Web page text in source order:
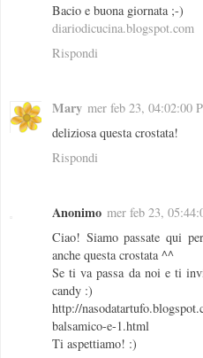
Bacio e buona giornata ;-)
diariodicucina.blogspot.com
Rispondi
Mary mer feb 23, 04:02:00
deliziosa questa crostata!
Rispondi
Anonimo mer feb 23,
Ciao! Siamo passate qui
anche questa crostata ^^
Se ti va passa da noi e ti
candy :)
http://
balsamico-e-1.html
Ti aspettiamo! :)